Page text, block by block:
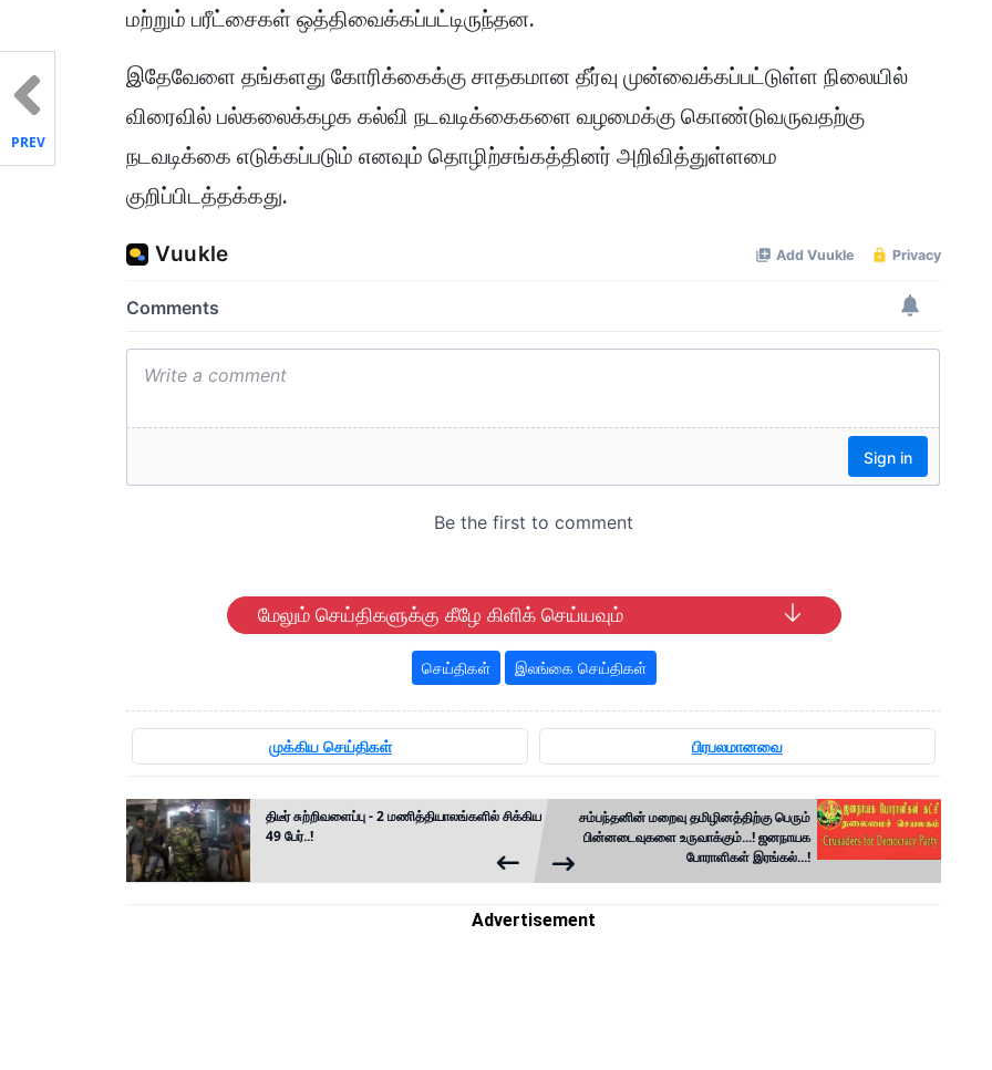
மற்றும் பரீட்சைகள் ஒத்திவைக்கப்பட்டிருந்தன.
இதேவேளை தங்களது கோரிக்கைக்கு சாதகமான தீர்வு முன்வைக்கப்பட்டுள்ள நிலையில்
விரைவில் பல்கலைக்கழக கல்வி நடவடிக்கைகளை வழமைக்கு கொண்டுவருவதற்கு
நடவடிக்கை எடுக்கப்படும் எனவும் தொழிற்சங்கத்தினர் அறிவித்துள்ளமை
குறிப்பிடத்தக்கது.
மேலும் செய்திகளுக்கு கீழே கிளிக் செய்யவும்
செய்திகள் இலங்கை செய்திகள்
முக்கிய செய்திகள் பிரபலமானவை
திடீர் சுற்றிவளைப்பு - 2 மணித்தியாலங்களில் சிக்கிய
49 பேர்..!
சம்பந்தனின் மறைவு தமிழினத்திற்கு பெரும்
பின்னடைவுகளை உருவாக்கும்...! ஜனநாயக
போராளிகள் இரங்கல்...!
PREV
Advertisement